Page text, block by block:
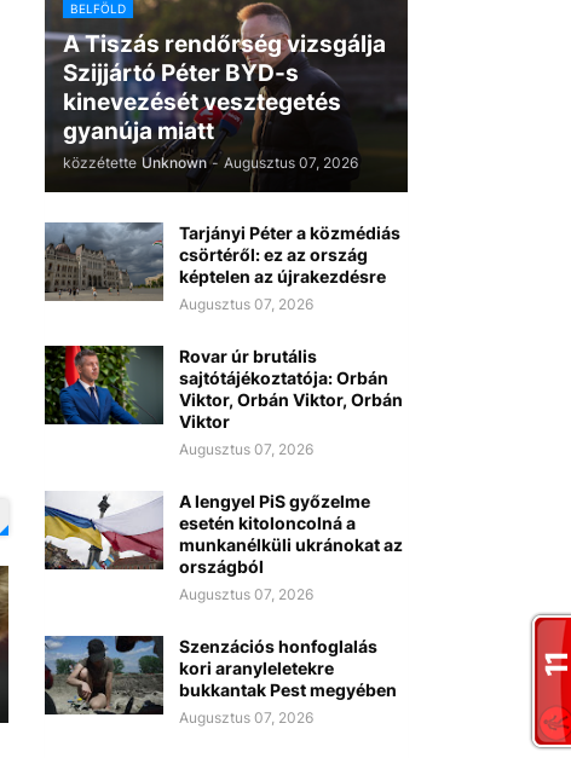
BELFÖLD
A Tiszás rendőrség vizsgálja
Szijjártó Péter BYD-s
kinevezését vesztegetés
gyanúja miatt
közzétette Unknown - Augusztus 07, 2026
Tarjányi Péter a közmédiás
csörtéről: ez az ország
képtelen az újrakezdésre
Augusztus 07, 2026
Rovar úr brutális
sajtótájékoztatója: Orbán
Viktor, Orbán Viktor, Orbán
Viktor
Augusztus 07, 2026
A lengyel PiS győzelme
esetén kitoloncolná a
munkanélküli ukránokat az
országból
Augusztus 07, 2026
Szenzációs honfoglalás
kori aranyleletekre
bukkantak Pest megyében
Augusztus 07, 2026